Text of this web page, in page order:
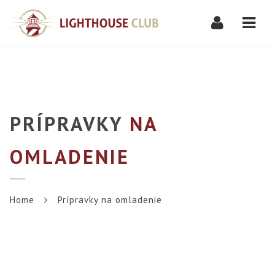
PRÍPRAVKY NA
OMLADENIE
Home Prípravky na omladenie